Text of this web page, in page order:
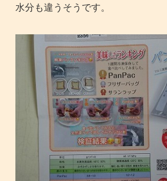
水分も違うそうです。